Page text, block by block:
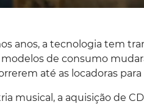
anos, a tecnologia tem
de consumo
até as locadoras
musical, a aquisição de